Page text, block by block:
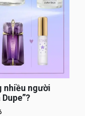
nhiều người